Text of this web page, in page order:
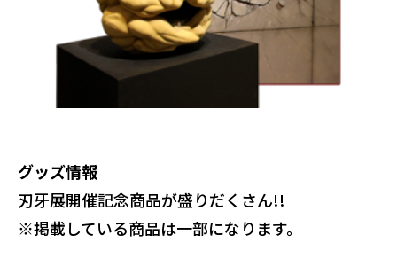
グッズ情報
刃牙展開催記念商品が盛りだくさん!!
※掲載している商品は一部になります。